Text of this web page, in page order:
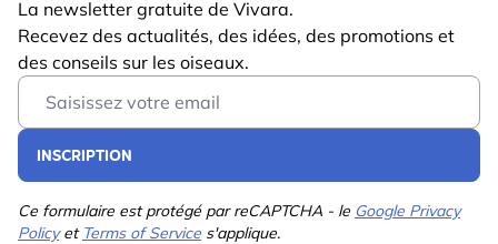
La newsletter gratuite de Vivara.
Recevez des actualités, des idées, des promotions et
des conseils sur les oiseaux.
Email Address
INSCRIPTION
Ce formulaire est protégé par reCAPTCHA - le Google Privacy
Policyet Terms of Service s'applique.